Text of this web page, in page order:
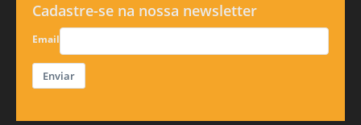
Cadastre-se na nossa newsletter
Email
Enviar